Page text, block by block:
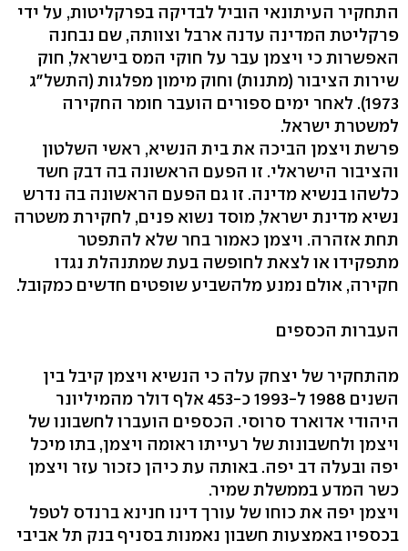
התחקיר העיתונאי הוביל לבדיקה בפרקליטות, על ידי
פרקליטת המדינה עדנה ארבל וצוותה, שם נבחנה
האפשרות כי ויצמן עבר על חוקי המס בישראל, חוק
שירות הציבור (מתנות) וחוק מימון מפלגות (התשל"ג
1973). לאחר ימים ספורים הועבר חומר החקירה
למשטרת ישראל.
פרשת ויצמן הביכה את בית הנשיא, ראשי השלטון
והציבור הישראלי. זו הפעם הראשונה בה דבק חשד
כלשהו בנשיא מדינה. זו גם הפעם הראשונה בה נדרש
נשיא מדינת ישראל, מוסד נשוא פנים, לחקירת משטרה
תחת אזהרה. ויצמן כאמור בחר שלא להתפטר
מתפקידו או לצאת לחופשה בעת שמתנהלת נגדו
חקירה, אולם נמנע מלהשביע שופטים חדשים כמקובל.
העברות הכספים
מהתחקיר של יצחק עלה כי הנשיא ויצמן קיבל בין
השנים 1988 ל-1993 כ-453 אלף דולר מהמיליונר
היהודי אדוארד סרוסי. הכספים הועברו לחשבונו של
ויצמן ולחשבונות של רעייתו ראומה ויצמן, בתו מיכל
יפה ובעלה דב יפה. באותה עת כיהן כזכור עזר ויצמן
כשר המדע בממשלת שמיר.
ויצמן יפה את כוחו של עורך דינו חנינא ברנדס לטפל
בכספיו באמצעות חשבון נאמנות בסניף בנק תל אביבי